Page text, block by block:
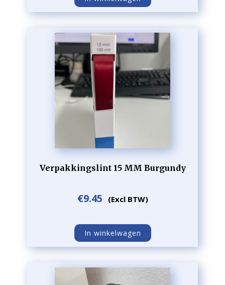
Verpakkingslint 15 MM Burgundy
€9.45 (Excl BTW)
In winkelwagen